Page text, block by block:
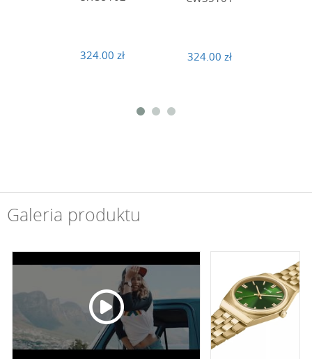
324.00 zł 324.00 zł
Galeria produktu